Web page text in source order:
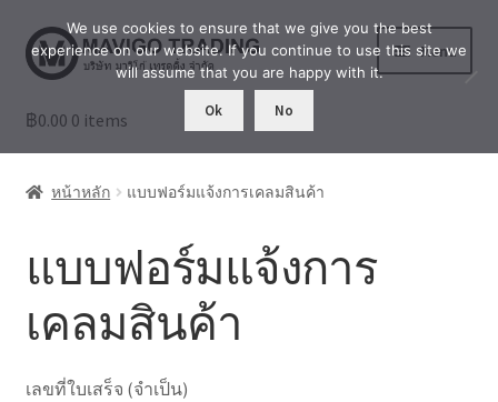
Skip
to
Skip
to
Menu
ร้านค้า
บัญชีผู้ใช้ของฉัน
฿0.00 0 items
หน้าหลัก แบบฟอร์มแจ้งการเคลมสินค้า
แบบฟอร์มแจ้งการ
เคลมสินค้า
เลขที่ใบเสร็จ (จำเป็น)
We use cookies to ensure that we give you the best
experience on our website. If you continue to use this site we
will assume that you are happy with it.
Ok No